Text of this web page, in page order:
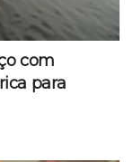
com
para